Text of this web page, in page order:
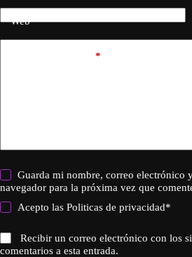
Web
*
Guarda mi nombre, correo electrónico
navegador para la próxima vez que
Acepto lasPoliticas de privacidad*
Recibir un correo electrónico con los
comentarios a esta entrada.